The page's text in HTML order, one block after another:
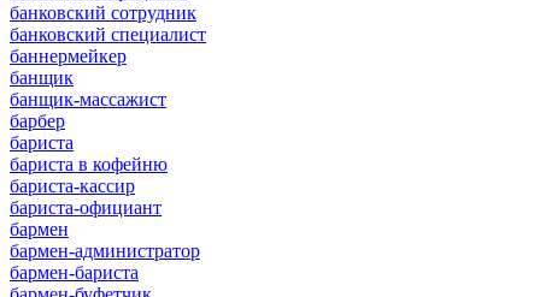
банковский сотрудник
банковский специалист
баннермейкер
банщик
банщик-массажист
барбер
бариста
бариста в кофейню
бариста-кассир
бариста-официант
бармен
бармен-администратор
бармен-бариста